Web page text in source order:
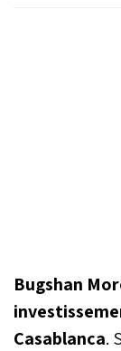
Bugshan
Casablanca.